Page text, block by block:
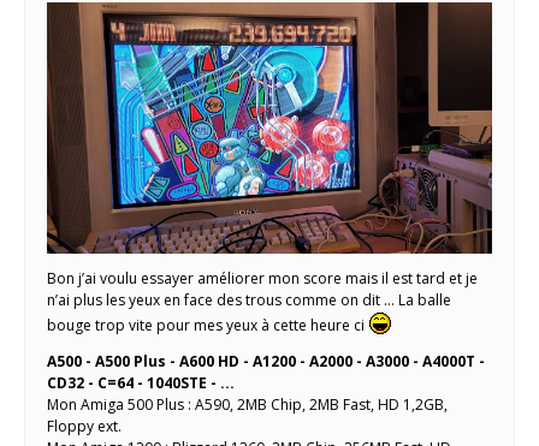
Bon j’ai voulu essayer améliorer mon score mais il est tard et je
n’ai plus les yeux en face des trous comme on dit … La balle
bouge trop vite pour mes yeux à cette heure ci
A500 - A500 Plus - A600 HD - A1200 - A2000 - A3000 - A4000T -
CD32 - C=64 - 1040STE - ...
Mon Amiga 500 Plus : A590, 2MB Chip, 2MB Fast, HD 1,2GB,
Floppy ext.